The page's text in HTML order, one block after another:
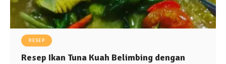
RESEP
Resep Ikan Tuna Kuah Belimbing dengan